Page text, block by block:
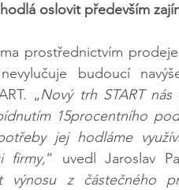
oslovit především
prostřednictvím
budoucí
„Nový trh START
15procentního
jej hodláme
firmy,“ uvedl Jaroslav
výnosu z částečného